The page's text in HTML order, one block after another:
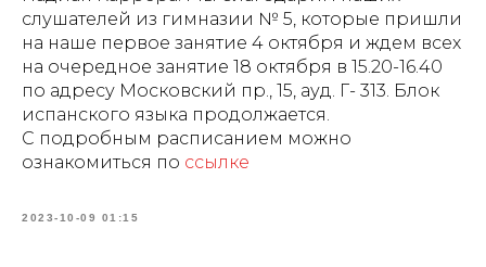
слушателей из гимназии № 5, которые пришли
на наше первое занятие 4 октября и ждем всех
на очередное занятие 18 октября в 15.20-16.40
по адресу Московский пр., 15, ауд. Г- 313. Блок
испанского языка продолжается.
С подробным расписанием можно
ознакомиться по ссылке
2023-10-09 01:15